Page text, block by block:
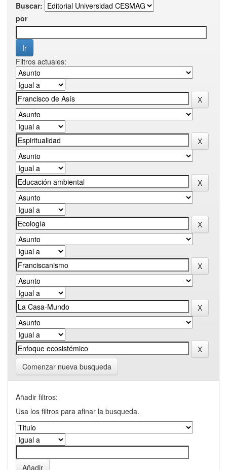
Buscar:
por
Filtros actuales:
Comenzar nueva busqueda
Añadir filtros:
Usa los filtros para afinar la busqueda.